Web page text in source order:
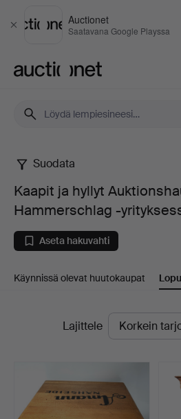
Sulje
Auctionet
Saatavana Google Playssa
Kaapit
ja
hyllyt
Auktionshaus
Hammerschlag
yrityksessä
Suodata
Kaapit ja hyllyt
Hammerschlag -
Aseta hakuvahti
Käynnissä olevat huutokaupat
LopullisetLajittele